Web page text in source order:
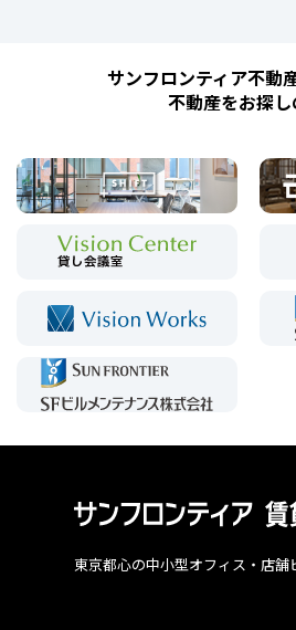
サンフロンティア不動
不動産をお探
東京都心の中小型オフィス・店舗